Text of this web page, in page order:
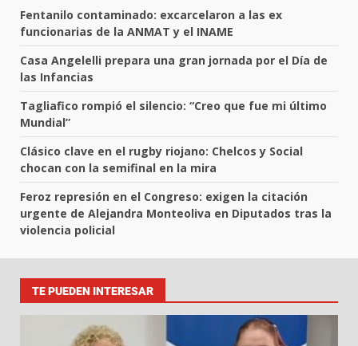
Fentanilo contaminado: excarcelaron a las ex
funcionarias de la ANMAT y el INAME
Casa Angelelli prepara una gran jornada por el Día de
las Infancias
Tagliafico rompió el silencio: “Creo que fue mi último
Mundial”
Clásico clave en el rugby riojano: Chelcos y Social
chocan con la semifinal en la mira
Feroz represión en el Congreso: exigen la citación
urgente de Alejandra Monteoliva en Diputados tras la
violencia policial
TE PUEDEN INTERESAR